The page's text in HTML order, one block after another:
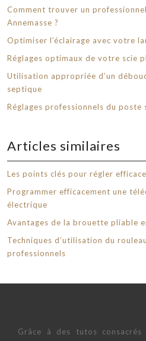
Comment trouver un
Annemasse ?
Optimiser l’éclairage avec votre
Réglages optimaux de votre scie
Utilisation appropriée d’un
septique
Réglages professionnels du poste
Articles similaires
Les points clés pour régler
Programmer efficacement une
électrique
Avantages de la brouette pliable
Techniques d’utilisation du
professionnels
Grâce à des tutos consacrés